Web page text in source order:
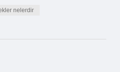
nelerdir